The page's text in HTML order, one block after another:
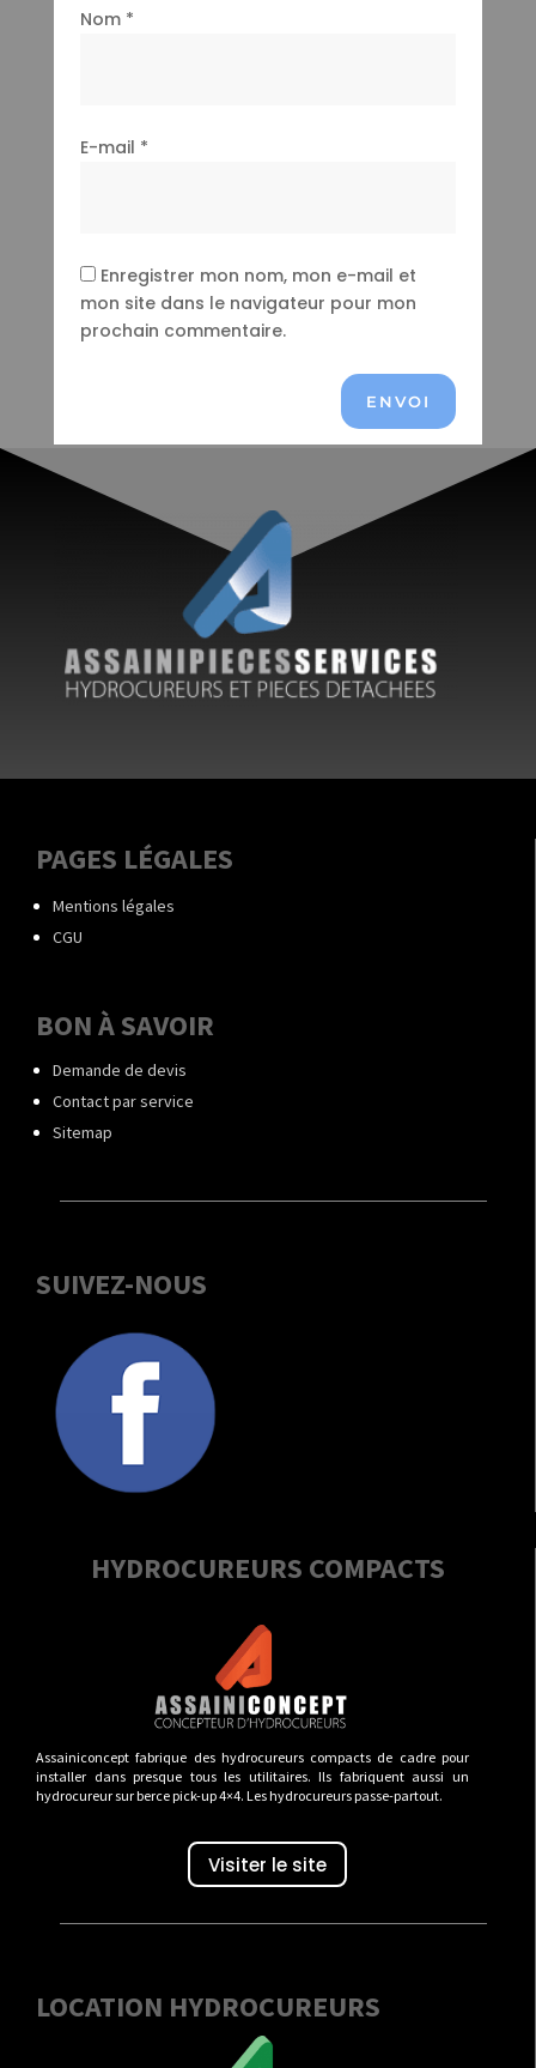
Nom *
E-mail *
Enregistrer mon nom, mon e-mail et
mon site dans le navigateur pour mon
prochain commentaire.
ENVOI
PAGES LÉGALES
Mentions légales
CGU
BON À SAVOIR
Demande de devis
Contact par service
Sitemap
SUIVEZ-NOUS
HYDROCUREURS COMPACTS
Assainiconcept fabrique des hydrocureurs compacts de cadre pour
installer dans presque tous les utilitaires. Ils fabriquent aussi un
hydrocureur sur berce pick-up 4×4. Les hydrocureurs passe-partout.
Visiter le site
LOCATION HYDROCUREURS